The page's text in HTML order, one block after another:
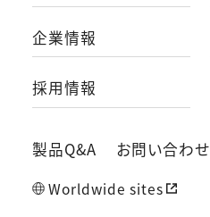
企業情報
採用情報
製品Q&A お問い合わせ
Worldwide sites